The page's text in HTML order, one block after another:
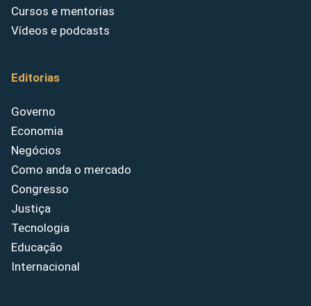
Cursos e mentorias
Vídeos e podcasts
Editorias
Governo
Economia
Negócios
Como anda o mercado
Congresso
Justiça
Tecnologia
Educação
Internacional